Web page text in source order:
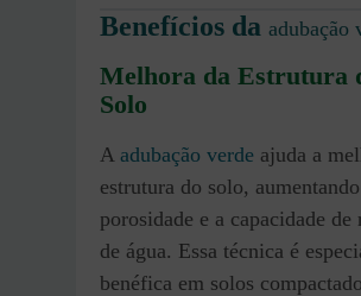
Benefícios da adubação
Melhora da Estrutura
Solo
A adubação verde ajuda a
estrutura do solo,
porosidade e a capacidade de
de água. Essa técnica é
benéfica em solos